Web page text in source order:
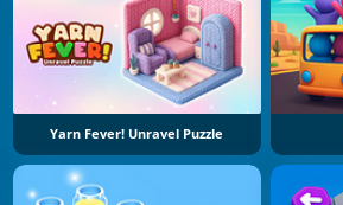
Yarn Fever! Unravel Puzzle